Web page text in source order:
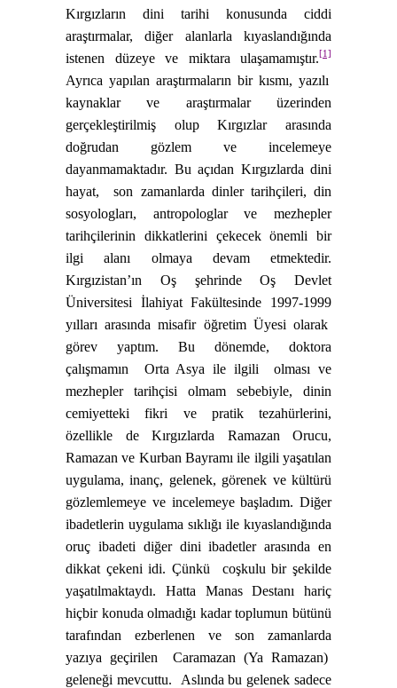
Kırgızların dini tarihi konusunda ciddi
araştırmalar, diğer alanlarla kıyaslandığında
istenen düzeye ve miktara ulaşamamıştır.[1]
Ayrıca yapılan araştırmaların bir kısmı, yazılı
kaynaklar ve araştırmalar üzerinden
gerçekleştirilmiş olup Kırgızlar arasında
doğrudan gözlem ve incelemeye
dayanmamaktadır. Bu açıdan Kırgızlarda dini
hayat,
son zamanlarda dinler tarihçileri, din
sosyologları, antropologlar ve mezhepler
tarihçilerinin dikkatlerini çekecek önemli bir
ilgi alanı olmaya devam etmektedir.
Kırgızistan’ın Oş şehrinde Oş Devlet
Üniversitesi İlahiyat Fakültesinde 1997-1999
yılları arasında misafir öğretim Üyesi olarak
görev yaptım. Bu dönemde, doktora
çalışmamın
Orta Asya ile ilgili
olması ve
mezhepler tarihçisi olmam sebebiyle, dinin
cemiyetteki fikri ve pratik tezahürlerini,
özellikle de Kırgızlarda Ramazan Orucu,
Ramazan ve Kurban Bayramı ile ilgili yaşatılan
uygulama, inanç, gelenek, görenek ve kültürü
gözlemlemeye ve incelemeye başladım. Diğer
ibadetlerin uygulama sıklığı ile kıyaslandığında
oruç ibadeti diğer dini ibadetler arasında en
dikkat çekeni idi. Çünkü
coşkulu bir şekilde
yaşatılmaktaydı. Hatta Manas Destanı hariç
hiçbir konuda olmadığı kadar toplumun bütünü
tarafından ezberlenen ve son zamanlarda
yazıya geçirilen
Caramazan (Ya Ramazan)
geleneği mevcuttu.
Aslında bu gelenek sadece